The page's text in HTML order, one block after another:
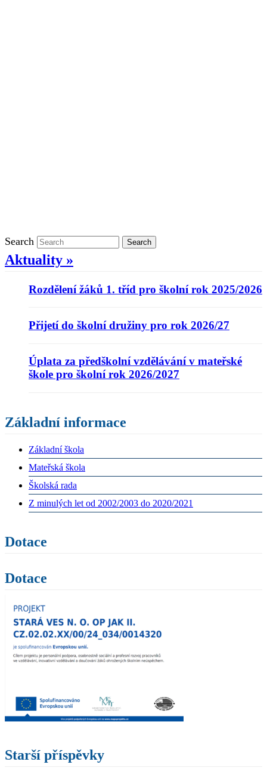
Search Search
Aktuality »
Rozdělení žáků 1. tříd pro školní rok 2025/2026
Přijetí do školní družiny pro rok 2026/27
Úplata za předškolní vzdělávání v mateřské
škole pro školní rok 2026/2027
Základní informace
Základní škola
Mateřská škola
Školská rada
Z minulých let od 2002/2003 do 2020/2021
Dotace
Dotace
Starší příspěvky